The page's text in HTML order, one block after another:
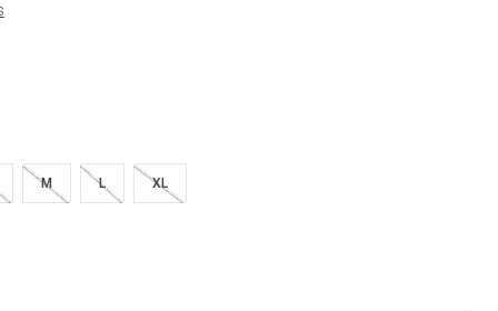
M L XL